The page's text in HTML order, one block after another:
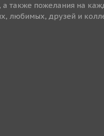
а также пожелания на
любимых, друзей и